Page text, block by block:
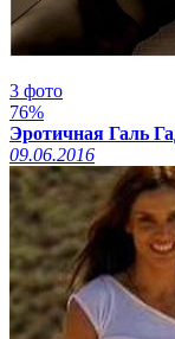
3 фото
76%
Эротичная Галь
09.06.2016